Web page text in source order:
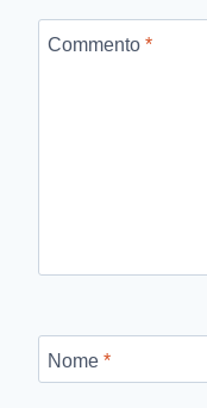
Commento *
Nome *